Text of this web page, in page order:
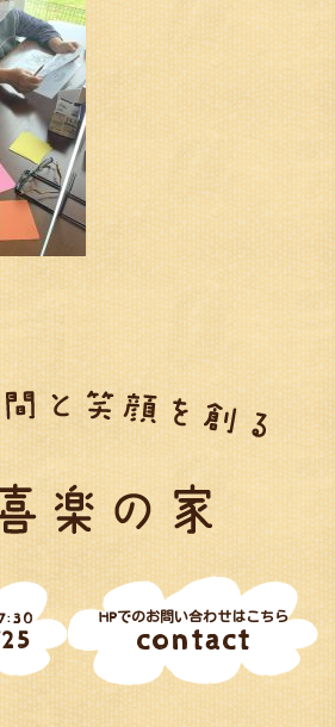
HPでのお問い合わせはこちら
contact